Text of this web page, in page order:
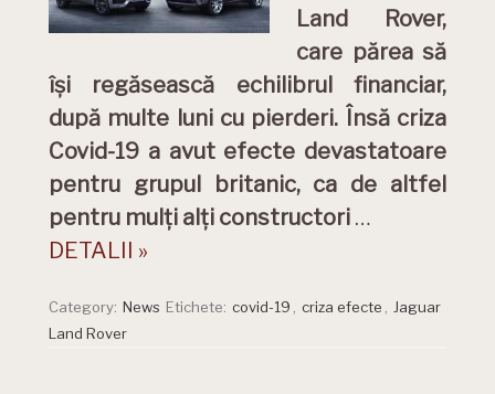
Land Rover,
care părea să
își regăsească echilibrul financiar,
după multe luni cu pierderi. Însă criza
Covid-19 a avut efecte devastatoare
pentru grupul britanic, ca de altfel
pentru mulți alți constructori …
DETALII »
Category: News Etichete: covid-19 criza efecte
Jaguar
Land Rover